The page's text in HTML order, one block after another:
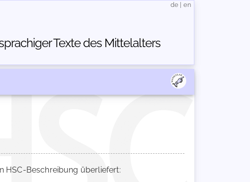
Texte des Mittelalters
de en
HSC-Beschreibung überliefert: